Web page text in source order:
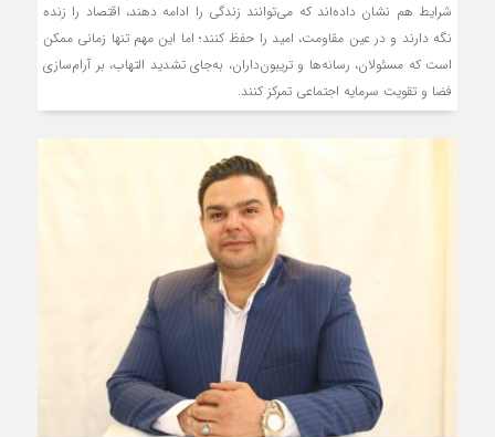
شرایط هم نشان داده‌اند که می‌توانند زندگی را ادامه دهند، اقتصاد را زنده
نگه دارند و در عین مقاومت، امید را حفظ کنند؛ اما این مهم تنها زمانی ممکن
است که مسئولان، رسانه‌ها و تریبون‌داران، به‌جای تشدید التهاب، بر آرام‌سازی
فضا و تقویت سرمایه اجتماعی تمرکز کنند.